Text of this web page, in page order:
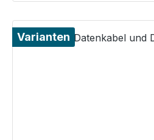
Varianten